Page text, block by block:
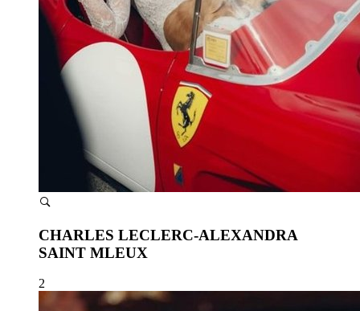
CHARLES LECLERC-ALEXANDRA
SAINT MLEUX
2